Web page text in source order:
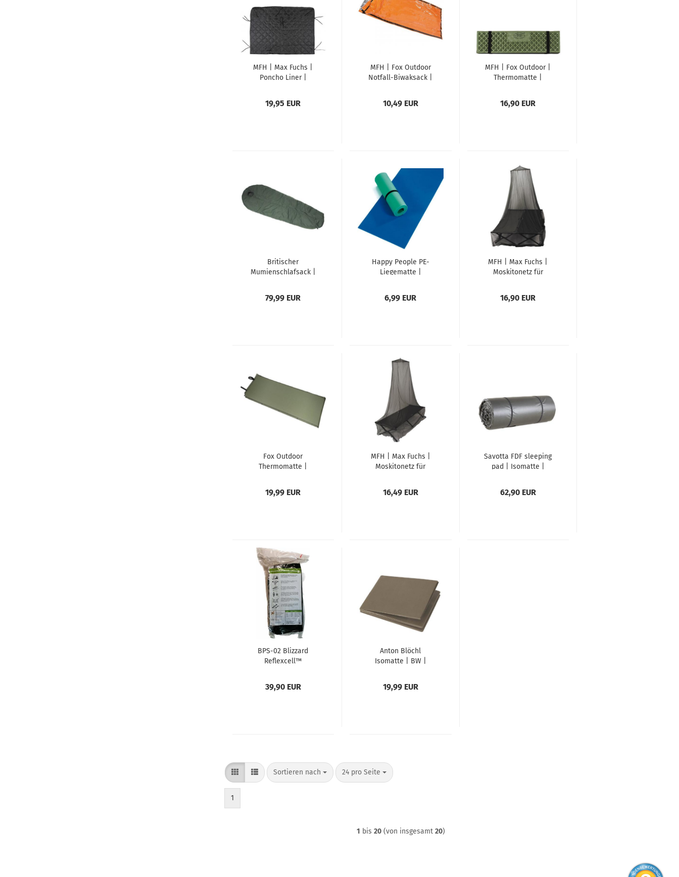
MFH | Max Fuchs |
Poncho Liner |
19,95 EUR
MFH | Fox Outdoor
Notfall-Biwaksack |
Signalpfeife
10,49 EUR
MFH | Fox Outdoor |
Thermomatte |
16,90 EUR
Britischer
Mumienschlafsack |
| gebraucht
79,99 EUR
Happy People PE-
Liegematte |
6,99 EUR
MFH | Max Fuchs |
Moskitonetz für
16,90 EUR
Fox Outdoor
Thermomatte |
19,99 EUR
MFH | Max Fuchs |
Moskitonetz für
16,49 EUR
Savotta FDF sleeping
pad | Isomatte |
62,90 EUR
BPS-02 Blizzard
Reflexcell™
39,90 EUR
Anton Blöchl
Isomatte | BW |
19,99 EUR
Sortieren nach
Sortieren nach 24 pro Seite
pro Seite
1
1 bis 20(von insgesamt 20)